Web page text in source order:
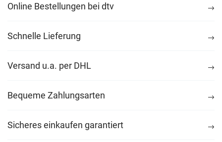
Online Bestellungen bei dtv
Schnelle Lieferung
Versand u.a. per DHL
Bequeme Zahlungsarten
Sicheres einkaufen garantiert